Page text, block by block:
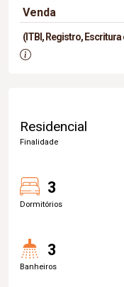
Venda
(ITBI, Registro,
Residencial
Finalidade
3
Dormitórios
3
Banheiros